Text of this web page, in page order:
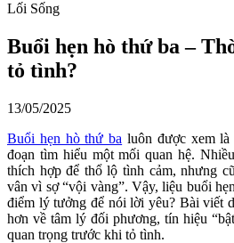
Lối Sống
Buổi hẹn hò thứ ba –
tỏ tình?
13/05/2025
Buổi hẹn hò thứ ba luôn được xem là
đoạn tìm hiểu một mối quan hệ.
thích hợp để thổ lộ tình cảm, nhưng
vân vì sợ “vội vàng”. Vậy, liệu buổi
điểm lý tưởng để nói lời yêu? Bài viết
hơn về tâm lý đối phương, tín hiệu
quan trọng trước khi tỏ tình.